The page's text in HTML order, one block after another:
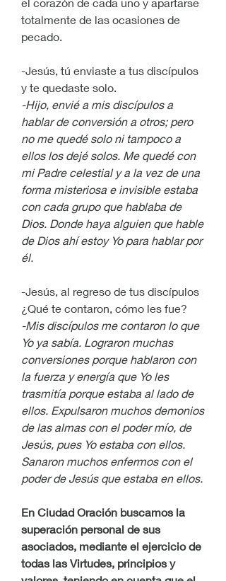
totalmente de las ocasiones de
pecado.
-Jesús, tú enviaste a tus discípulos
y te quedaste solo.
-Hijo, envié a mis discípulos a
hablar de conversión a otros; pero
no me quedé solo ni tampoco a
ellos los dejé solos. Me quedé con
mi Padre celestial y a la vez de una
forma misteriosa e invisible estaba
con cada grupo que hablaba de
Dios. Donde haya alguien que hable
de Dios ahí estoy Yo para hablar por
él.
-Jesús, al regreso de tus discípulos
¿Qué te contaron, cómo les fue?
-Mis discípulos me contaron lo que
Yo ya sabía. Lograron muchas
conversiones porque hablaron con
la fuerza y energía que Yo les
trasmitía porque estaba al lado de
ellos. Expulsaron muchos demonios
de las almas con el poder mío, de
Jesús, pues Yo estaba con ellos.
Sanaron muchos enfermos con el
poder de Jesús que estaba en ellos.
En Ciudad Oración buscamos la
superación personal de sus
asociados, mediante el ejercicio de
todas las Virtudes, principios y